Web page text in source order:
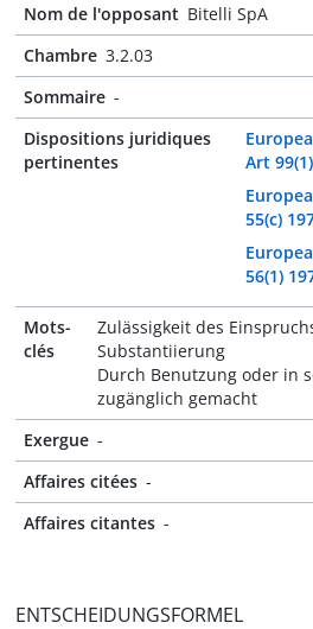
Nom de l'opposant Bitelli SpA
Chambre 3.2.03
Sommaire -
Dispositions juridiques
pertinentes
Art
55(c)
56(1)
Mots-
clés
Zulässigkeit des
Substantiierung
Durch Benutzung oder in
zugänglich gemacht
Exergue -
Affaires citées -
Affaires citantes -
ENTSCHEIDUNGSFORMEL